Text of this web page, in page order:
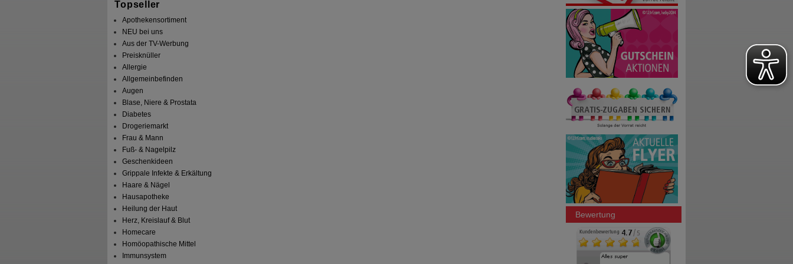
Topseller
Apothekensortiment
NEU bei uns
Aus der TV-Werbung
Preisknüller
Allergie
Allgemeinbefinden
Augen
Blase, Niere & Prostata
Diabetes
Drogeriemarkt
Frau & Mann
Fuß- & Nagelpilz
Geschenkideen
Grippale Infekte & Erkältung
Haare & Nägel
Hausapotheke
Heilung der Haut
Herz, Kreislauf & Blut
Homecare
Homöopathische Mittel
Immunsystem
Bewertung